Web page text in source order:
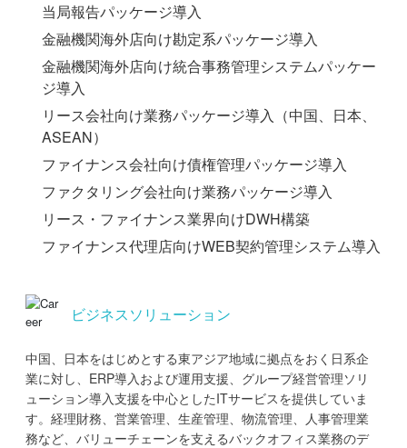
当局報告パッケージ導入
金融機関海外店向け勘定系パッケージ導入
金融機関海外店向け統合事務管理システムパッケー
ジ導入
リース会社向け業務パッケージ導入（中国、日本、
ASEAN）
ファイナンス会社向け債権管理パッケージ導入
ファクタリング会社向け業務パッケージ導入
リース・ファイナンス業界向けDWH構築
ファイナンス代理店向けWEB契約管理システム導入
ビジネスソリューション
中国、日本をはじめとする東アジア地域に拠点をおく日系企
業に対し、ERP導入および運用支援、グループ経営管理ソリ
ューション導入支援を中心としたITサービスを提供していま
す。経理財務、営業管理、生産管理、物流管理、人事管理業
務など、バリューチェーンを支えるバックオフィス業務のデ